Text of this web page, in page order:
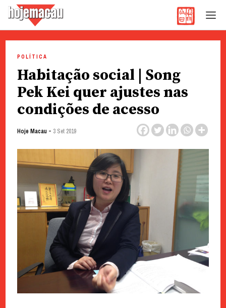
content
POLÍTICA
Habitação social | Song
Pek Kei quer ajustes nas
condições de acesso
Hoje Macau - 3 Set 2019